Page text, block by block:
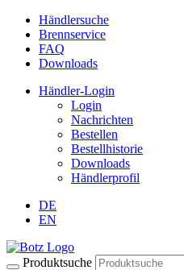
Händlersuche
Brennservice
FAQ
Downloads
Händler-Login
Login
Nachrichten
Bestellen
Bestellhistorie
Downloads
Händlerprofil
DE
EN
Produktsuche